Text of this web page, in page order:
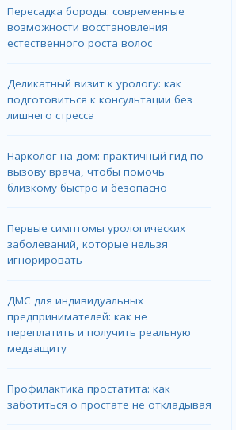
Пересадка бороды: современные
возможности восстановления
естественного роста волос
Деликатный визит к урологу: как
подготовиться к консультации без
лишнего стресса
Нарколог на дом: практичный гид по
вызову врача, чтобы помочь
близкому быстро и безопасно
Первые симптомы урологических
заболеваний, которые нельзя
игнорировать
ДМС для индивидуальных
предпринимателей: как не
переплатить и получить реальную
медзащиту
Профилактика простатита: как
заботиться о простате не откладывая